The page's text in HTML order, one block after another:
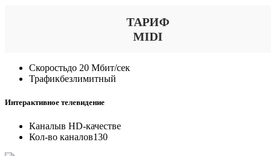
ТАРИФ
MIDI
Скоростьдо 20 Мбит/сек
Трафикбезлимитный
Интерактивное телевидение
Каналыв HD-качестве
Кол-во каналов130